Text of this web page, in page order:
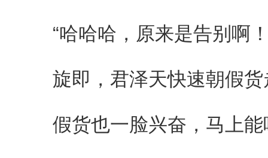
“哈哈哈，原来是告别啊！
旋即，君泽天快速朝假货
假货也一脸兴奋，马上能